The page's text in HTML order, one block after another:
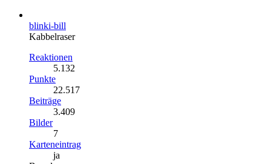
blinki-bill
Kabbelraser
Reaktionen
5.132
Punkte
22.517
Beiträge
3.409
Bilder
7
Karteneintrag
ja